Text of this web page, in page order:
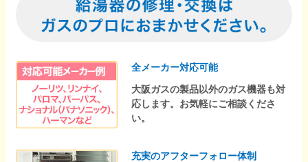
全メーカー対応可能
大阪ガスの製品以外のガス機器も対
応します。お気軽にご相談くださ
い。
充実のアフターフォロー体制